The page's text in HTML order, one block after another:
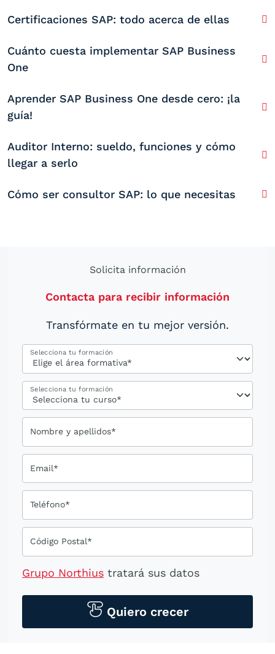
Certificaciones SAP: todo acerca de ellas
Cuánto cuesta implementar SAP Business
One
Aprender SAP Business One desde cero: ¡la
guía!
Auditor Interno: sueldo, funciones y cómo
llegar a serlo
Cómo ser consultor SAP: lo que necesitas
Solicita información
Contacta para recibir información
Transfórmate en tu mejor versión.
Selecciona tu formación
Selecciona tu formación
Nombre y apellidos*
Email*
Teléfono*
Código Postal*
Grupo Northius tratará sus datos
tecnológicos, incluso aplicaciones de
mensajería instantánea, con el fin de
Quiero crecer